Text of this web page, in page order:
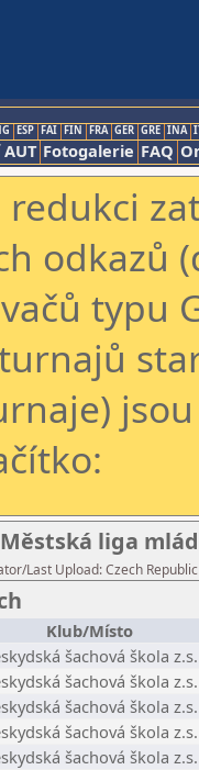
ESP FAI FIN FRA GER GRE INA
Fotogalerie FAQ
redukci
odkazů
typu
liga
Last Upload: Czech
Klub/Místo
šachová škola z.s.
šachová škola z.s.
šachová škola z.s.
šachová škola z.s.
šachová škola z.s.